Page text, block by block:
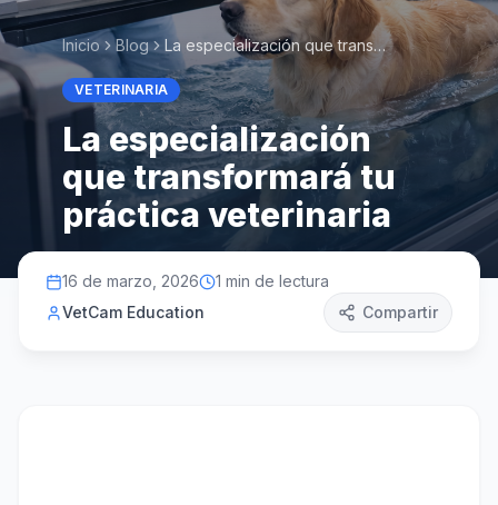
Inicio Blog La especialización que transformará tu práctica veterinaria
VETERINARIA
La especialización
que transformará tu
práctica veterinaria
16 de marzo, 2026 1 min de lectura
VetCam Education
Compartir